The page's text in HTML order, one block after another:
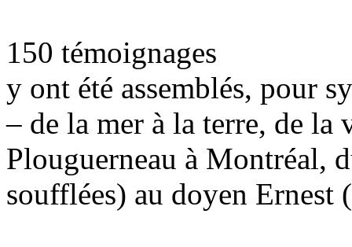
150 témoignages
y ont été assemblés, pour
– de la mer à la terre, de la
Plouguerneau à Montréal,
soufflées) au doyen Ernest